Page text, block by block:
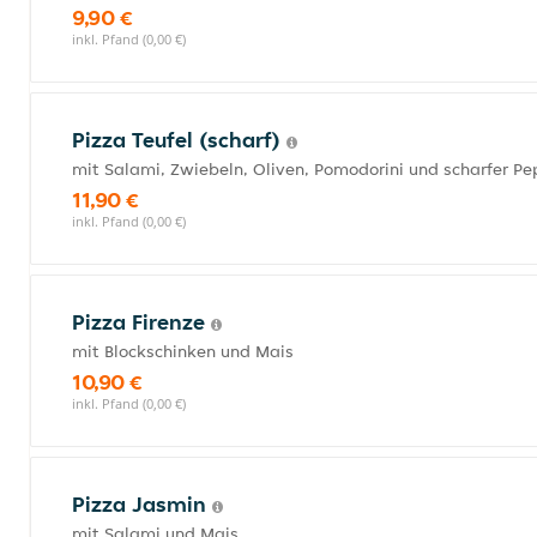
9,90 €
inkl. Pfand (0,00 €)
Pizza Teufel (scharf)
mit Salami, Zwiebeln, Oliven, Pomodorini und scharfer
11,90 €
inkl. Pfand (0,00 €)
Pizza Firenze
mit Blockschinken und Mais
10,90 €
inkl. Pfand (0,00 €)
Pizza Jasmin